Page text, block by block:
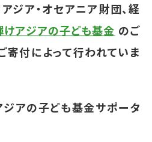
ジア・オセアニア財団、経
けアジアの子ども基金 のご
寄付によって行われていま
ジアの子ども基金サポータ